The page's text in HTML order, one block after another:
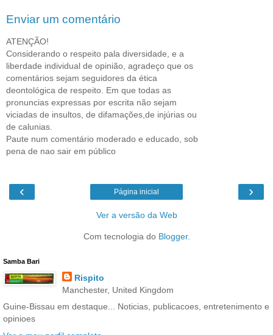
Enviar um comentário
ATENÇÃO!
Considerando o respeito pala diversidade, e a
liberdade individual de opinião, agradeço que os
comentários sejam seguidores da ética
deontológica de respeito. Em que todas as
pronuncias expressas por escrita não sejam
viciadas de insultos, de difamações,de injúrias ou
de calunias.
Paute num comentário moderado e educado, sob
pena de nao sair em público
‹ ›
Página inicial
Ver a versão da Web
Com tecnologia do Blogger.
Samba Bari
Rispito
Manchester, United Kingdom
Guine-Bissau em destaque... Noticias, publicacoes, entretenimento e
opinioes